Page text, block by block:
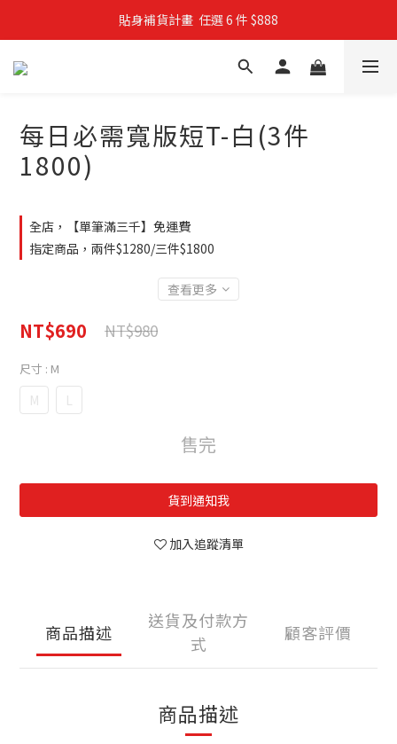
親子穿搭計畫・88 折限定
貼身補貨計畫  任選 6 件 $888
買4件短T送雨傘☂️！【這把傘，大概率不是你在撐☂️】
每日必需寬版短T-白(3件
1800)
全店，【單筆滿三千】免運費
指定商品，兩件$1280/三件$1800
查看更多
NT$690 NT$980
尺寸 : M
M L
售完
貨到通知我
加入追蹤清單
商品描述
送貨及付款方
式
顧客評價
商品描述